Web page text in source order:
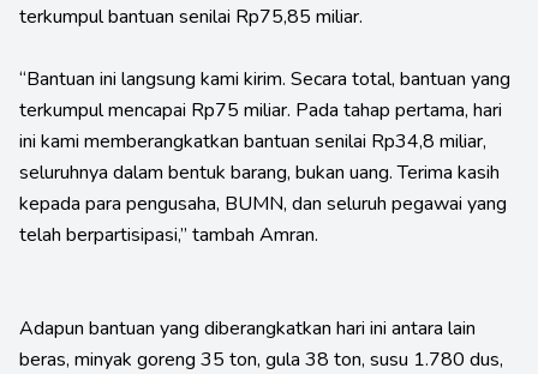
terkumpul bantuan senilai Rp75,85 miliar.
“Bantuan ini langsung kami kirim. Secara total, bantuan yang
terkumpul mencapai Rp75 miliar. Pada tahap pertama, hari
ini kami memberangkatkan bantuan senilai Rp34,8 miliar,
seluruhnya dalam bentuk barang, bukan uang. Terima kasih
kepada para pengusaha, BUMN, dan seluruh pegawai yang
telah berpartisipasi,” tambah Amran.
Adapun bantuan yang diberangkatkan hari ini antara lain
beras, minyak goreng 35 ton, gula 38 ton, susu 1.780 dus,